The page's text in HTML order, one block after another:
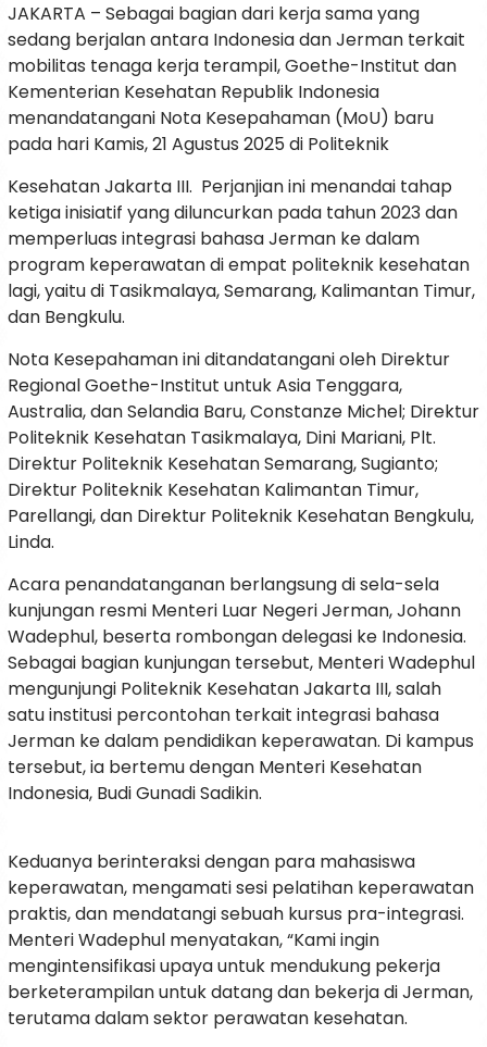
JAKARTA – Sebagai bagian dari kerja sama yang
sedang berjalan antara Indonesia dan Jerman terkait
mobilitas tenaga kerja terampil, Goethe-Institut dan
Kementerian Kesehatan Republik Indonesia
menandatangani Nota Kesepahaman (MoU) baru
pada hari Kamis, 21 Agustus 2025 di Politeknik
Kesehatan Jakarta III. Perjanjian ini menandai tahap
ketiga inisiatif yang diluncurkan pada tahun 2023 dan
memperluas integrasi bahasa Jerman ke dalam
program keperawatan di empat politeknik kesehatan
lagi, yaitu di Tasikmalaya, Semarang, Kalimantan Timur,
dan Bengkulu.
Nota Kesepahaman ini ditandatangani oleh Direktur
Regional Goethe-Institut untuk Asia Tenggara,
Australia, dan Selandia Baru, Constanze Michel; Direktur
Politeknik Kesehatan Tasikmalaya, Dini Mariani, Plt.
Direktur Politeknik Kesehatan Semarang, Sugianto;
Direktur Politeknik Kesehatan Kalimantan Timur,
Parellangi, dan Direktur Politeknik Kesehatan Bengkulu,
Linda.
Acara penandatanganan berlangsung di sela-sela
kunjungan resmi Menteri Luar Negeri Jerman, Johann
Wadephul, beserta rombongan delegasi ke Indonesia.
Sebagai bagian kunjungan tersebut, Menteri Wadephul
mengunjungi Politeknik Kesehatan Jakarta III, salah
satu institusi percontohan terkait integrasi bahasa
Jerman ke dalam pendidikan keperawatan. Di kampus
tersebut, ia bertemu dengan Menteri Kesehatan
Indonesia, Budi Gunadi Sadikin.
Keduanya berinteraksi dengan para mahasiswa
keperawatan, mengamati sesi pelatihan keperawatan
praktis, dan mendatangi sebuah kursus pra-integrasi.
Menteri Wadephul menyatakan, “Kami ingin
mengintensifikasi upaya untuk mendukung pekerja
berketerampilan untuk datang dan bekerja di Jerman,
terutama dalam sektor perawatan kesehatan.